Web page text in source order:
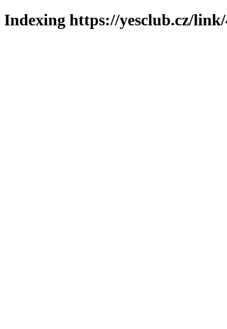
Indexing https://yesclub.cz/link/